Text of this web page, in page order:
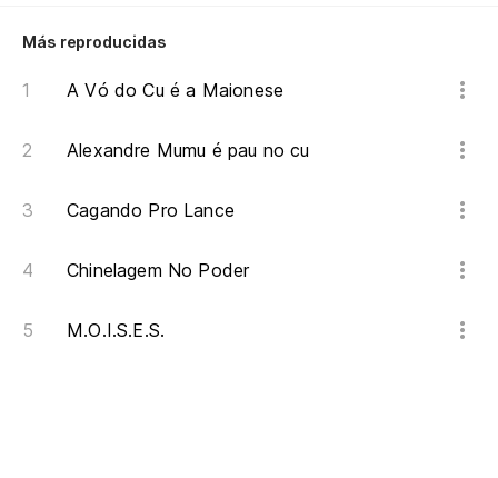
Más reproducidas
A Vó do Cu é a Maionese
Alexandre Mumu é pau no cu
Cagando Pro Lance
Chinelagem No Poder
M.O.I.S.E.S.